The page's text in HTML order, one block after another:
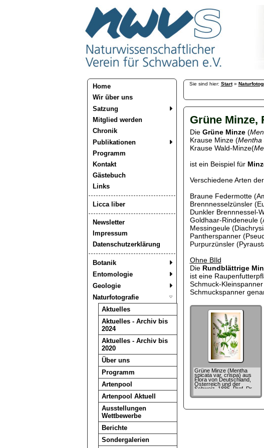
Home
Wir über uns
Satzung
Mitglied werden
Chronik
Publikationen
Programm
Kontakt
Gästebuch
Links
Licca liber
Newsletter
Impressum
Datenschutzerklärung
Botanik
Entomologie
Geologie
Naturfotografie
Aktuelles
Aktuelles - Archiv bis
2024
Aktuelles - Archiv bis
2020
Über uns
Programm
Artenpool
Artenpool Aktuell
Ausstellungen
Wettbewerbe
Berichte
Sondergalerien
Sie sind hier: Start»
Grüne Minze,
Die Grüne Minze(
Krause Minze (Mentha
Krause Wald-Minze(
ist ein Beispiel für
Verschiedene Arten
Braune Federmotte
Brennnesselzünsler
Dunkler Brennnessel-
Goldhaar-Rindeneule
Messingeule
Pantherspanner
Purpurzünsler
Ohne BIld
DieRundblättrige
ist eine
Schmuck-
Schmuckspanner
Grüne Minze (Mentha
spicata var. crispa) aus
Flora von Deutschland,
Österreich und der
Schweiz, 1885, Prof. Dr.